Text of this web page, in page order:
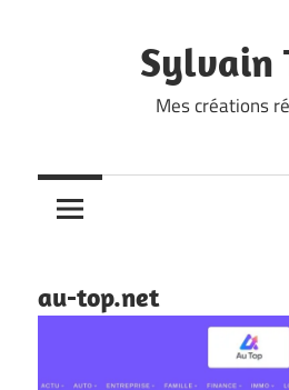
Sylvain
Mes créations
au-top.net